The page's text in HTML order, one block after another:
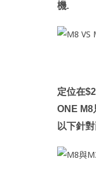
機.
定位在
ONE M8
以下針